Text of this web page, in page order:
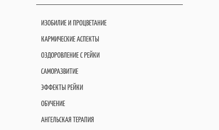
ИЗОБИЛИЕ И ПРОЦВЕТАНИЕ
КАРМИЧЕСКИЕ АСПЕКТЫ
ОЗДОРОВЛЕНИЕ С РЕЙКИ
САМОРАЗВИТИЕ
ЭФФЕКТЫ РЕЙКИ
ОБУЧЕНИЕ
АНГЕЛЬСКАЯ ТЕРАПИЯ